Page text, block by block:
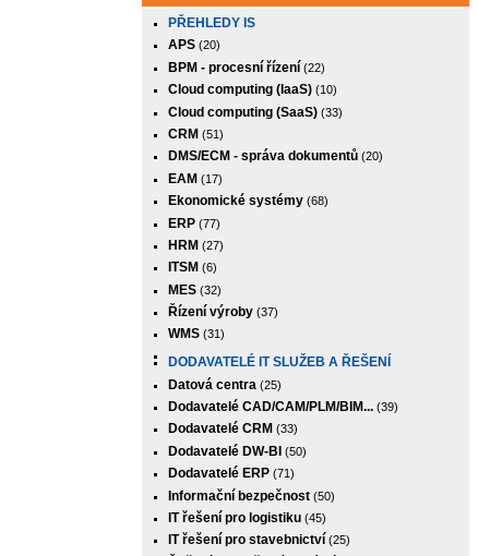
PŘEHLEDY IS
APS(20)
BPM - procesní řízení(22)
Cloud computing (IaaS)(10)
Cloud computing (SaaS)(33)
CRM (51)
DMS/ECM - správa dokumentů(20)
EAM (17)
Ekonomické systémy(68)
ERP(77)
HRM (27)
ITSM (6)
MES(32)
Řízení výroby(37)
WMS(31)
DODAVATELÉ IT SLUŽEB A ŘEŠENÍ
Datová centra (25)
Dodavatelé CAD/CAM/PLM/BIM...(39)
Dodavatelé CRM (33)
Dodavatelé DW-BI (50)
Dodavatelé ERP(71)
Informační bezpečnost(50)
IT řešení pro logistiku(45)
IT řešení pro stavebnictví(25)